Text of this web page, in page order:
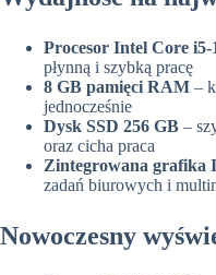
Procesor Intel Core i5-
płynną i szybką pracę
8 GB pamięci RAM –
jednocześnie
Dysk SSD 256 GB –
oraz cicha praca
Zintegrowana grafika
zadań biurowych i
Nowoczesny